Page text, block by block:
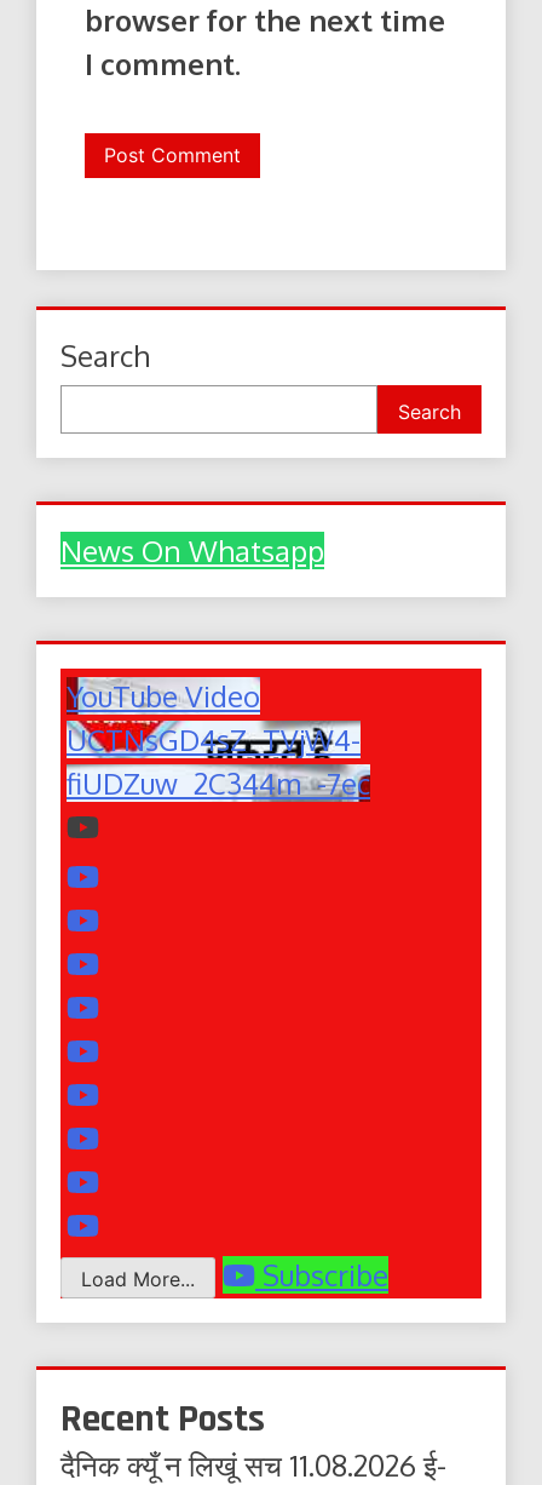
browser for the next time
I comment.
Search
Search
News On Whatsapp
YouTube Video
UCTNsGD4sZ_TVjW4-
fiUDZuw_2C344m_-7ec
Load More... Subscribe
Recent Posts
दैनिक क्यूँ न लिखूं सच 11.08.2026 ई-